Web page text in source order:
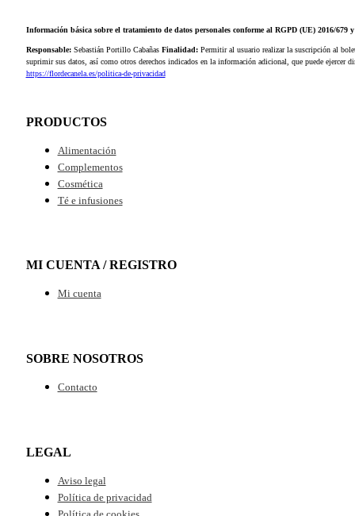
Información básica sobre el tratamiento de datos personales conforme al RGPD (UE) 2016/679
Responsable:Sebastián Portillo Cabañas Finalidad:Permitir al usuario realizar la suscripción al
suprimir sus datos, así como otros derechos indicados en la información adicional, que puede
https://flordecanela.es/politica-de-privacidad
PRODUCTOS
Alimentación
Complementos
Cosmética
Té e infusiones
MI CUENTA / REGISTRO
Mi cuenta
SOBRE NOSOTROS
Contacto
LEGAL
Aviso legal
Política de privacidad